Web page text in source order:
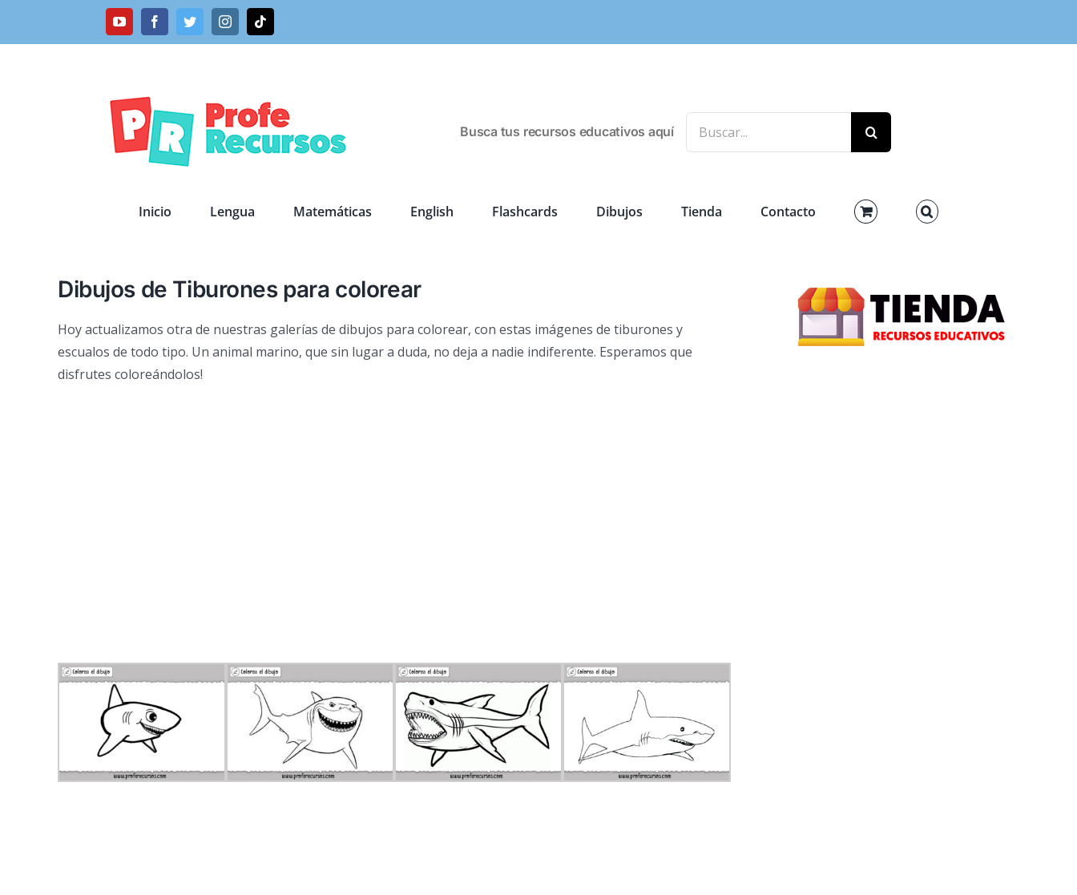
YouTubeFacebookTwitterInstagramTiktok
Busca tus recursos educativos aquí
Inicio Lengua Matemáticas English Flashcards Dibujos Tienda Contacto
Dibujos de Tiburones para colorear
Hoy actualizamos otra de nuestras galerías de dibujos para colorear, con estas imágenes de tiburones y
escualos de todo tipo. Un animal marino, que sin lugar a duda, no deja a nadie indiferente. Esperamos que
disfrutes coloreándolos!